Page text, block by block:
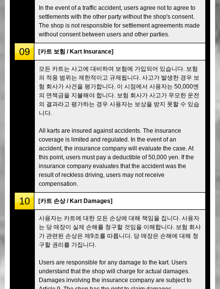
In the event of a traffic accident, users agree not to agree to
settlements with the other party without the shop's consent.
The shop is not responsible for settlement agreements made
without consent between users and other parties.
09 [카트 보험 / Kart Insurance]
모든 카트는 사고에 대비하여 보험에 가입되어 있습니다. 보험
의 적용 범위는 제한적이고 규제됩니다. 사고가 발생한 경우 보
험 회사가 사건을 평가합니다. 이 시점에서 사용자는 50,000엔
의 면책금을 지불해야 합니다. 보험 회사가 사고가 무모한 운전
의 결과라고 평가하는 경우 사용자는 보상을 받지 못할 수 있습
니다.
All karts are insured against accidents. The insurance
coverage is limited and regulated. In the event of an
accident, the insurance company will evaluate the case. At
this point, users must pay a deductible of 50,000 yen. If the
insurance company evaluates that the accident was the
result of reckless driving, users may not receive
compensation.
10 [카트 손상 / Kart Damages]
사용자는 카트에 대한 모든 손상에 대해 책임을 집니다. 사용자
는 당 매장이 실제 손해를 청구할 것임을 이해합니다. 보험 회사
가 관련된 손상은 제9조를 따릅니다. 당 매장은 손해에 대해 청
구할 권리를 가집니다.
Users are responsible for any damage to the kart. Users
understand that the shop will charge for actual damages.
Damages involving the insurance company are subject to